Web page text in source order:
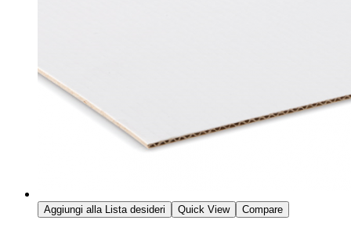
Aggiungi alla Lista desideri Quick View Compare